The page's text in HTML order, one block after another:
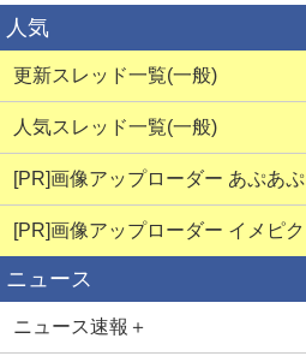
人気
更新スレッド一覧(一般)
人気スレッド一覧(一般)
[PR]画像アップローダー あぷあぷ
[PR]画像アップローダー イメピク
ニュース
ニュース速報＋